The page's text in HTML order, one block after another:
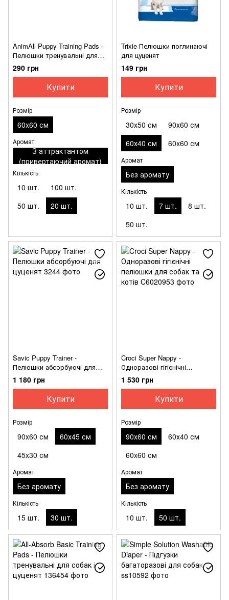
AnimAll Puppy Training Pads -
Пелюшки тренувальні для
цуценят і собак
290 грн
Купити
Розмір
60x60 см
Аромат
З аттрактантом
(привертаючий аромат)
Кількість
10 шт.
100 шт.
50 шт.
20 шт.
Trixie Пелюшки поглинаючі
для цуценят
149 грн
Купити
Розмір
30х50 см
90х60 см
60х40 см
60x60 см
Аромат
Без аромату
Кількість
10 шт. 7 шт.
8 шт.
50 шт.
Savic Puppy Trainer -
Пелюшки абсорбуючі для
цуценят
1 180 грн
Купити
Розмір
90х60 см
60х45 см
45х30 см
Аромат
Без аромату
Кількість
15 шт. 30 шт.
Croci Super Nappy -
Одноразові гігієнічні
пелюшки для собак та котів
1 530 грн
Купити
Розмір
90х60 см
60х40 см
60x60 см
Аромат
Без аромату
Кількість
10 шт. 50 шт.